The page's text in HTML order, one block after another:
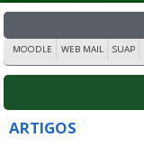
MOODLE WEB MAIL SUAP
ARTIGOS